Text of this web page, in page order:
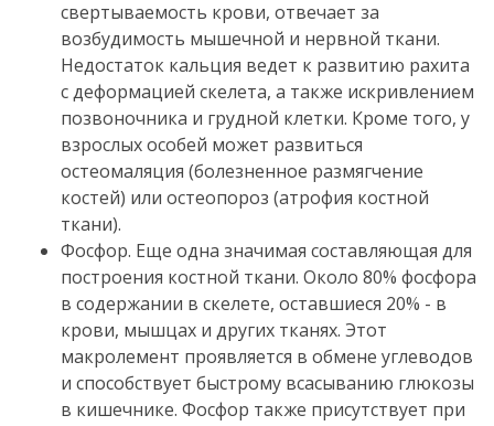
свертываемость крови, отвечает за
возбудимость мышечной и нервной ткани.
Недостаток кальция ведет к развитию рахита
с деформацией скелета, а также искривлением
позвоночника и грудной клетки. Кроме того, у
взрослых особей может развиться
остеомаляция (болезненное размягчение
костей) или остеопороз (атрофия костной
ткани).
Фосфор. Еще одна значимая составляющая для
построения костной ткани. Около 80% фосфора
в содержании в скелете, оставшиеся 20% - в
крови, мышцах и других тканях. Этот
макролемент проявляется в обмене углеводов
и способствует быстрому всасыванию глюкозы
в кишечнике. Фосфор также присутствует при